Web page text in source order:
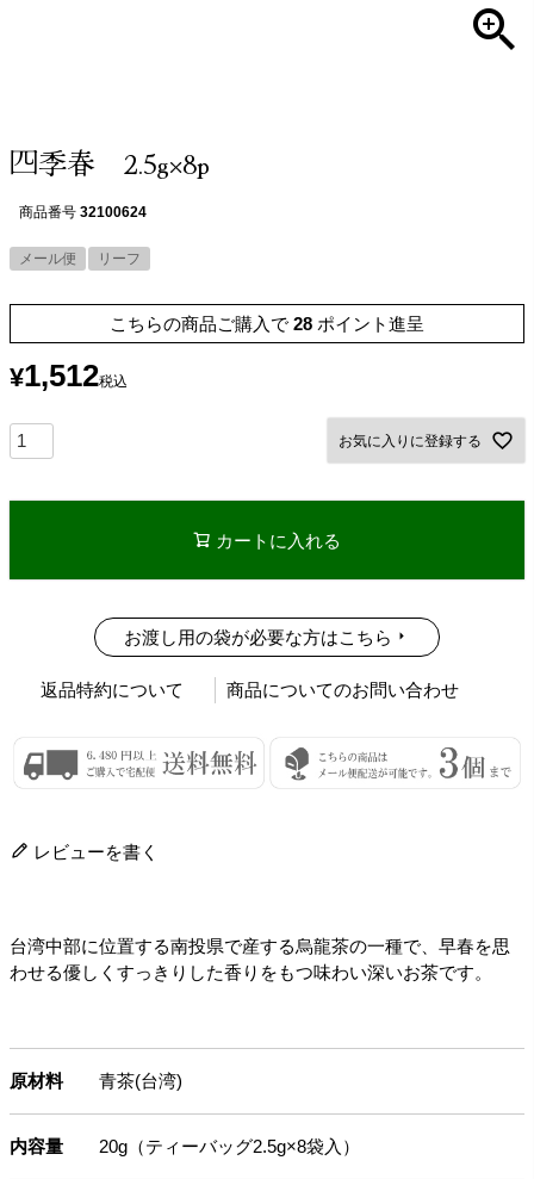
四季春 2.5g×8p
商品番号 32100624
メール便 リーフ
こちらの商品ご購入で 28 ポイント進呈
¥1,512税込
お気に入りに登録する
カートに入れる
お渡し用の袋が必要な方はこちら
返品特約について 商品についてのお問い合わせ
レビューを書く
台湾中部に位置する南投県で産する烏龍茶の一種で、早春を思
わせる優しくすっきりした香りをもつ味わい深いお茶です。
原材料 青茶(台湾)
内容量 20g（ティーバッグ2.5g×8袋入）